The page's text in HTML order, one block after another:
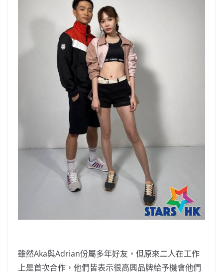
雖然Aka與Adrian份屬多年好友，但原來二人在工作
上是首次合作，他們皆表示很高興品牌給予機會他們